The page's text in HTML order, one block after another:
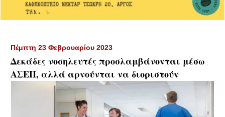
Πέμπτη 23 Φεβρουαρίου 2023
Δεκάδες νοσηλευτές προσλαμβάνονται μέσω
ΑΣΕΠ, αλλά αρνούνται να διοριστούν